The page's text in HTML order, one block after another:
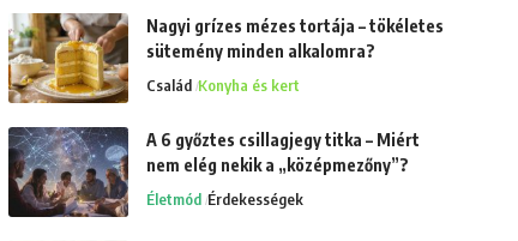
Nagyi grízes mézes tortája – tökéletes
sütemény minden alkalomra?
Család Konyha és kert
A 6 győztes csillagjegy titka – Miért
nem elég nekik a „középmezőny”?
Életmód Érdekességek